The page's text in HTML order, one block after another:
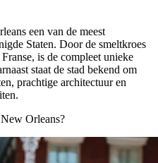
een van de meest
Staten. Door de smeltkroes
is de compleet unieke
staat de stad bekend om
prachtige architectuur en
Orleans?